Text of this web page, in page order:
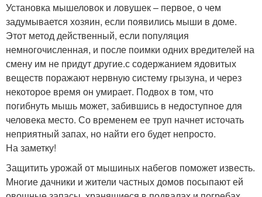
Установка мышеловок и ловушек – первое, о чем
задумывается хозяин, если появились мыши в доме.
Этот метод действенный, если популяция
немногочисленная, и после поимки одних вредителей на
смену им не придут другие.с содержанием ядовитых
веществ поражают нервную систему грызуна, и через
некоторое время он умирает. Подвох в том, что
погибнуть мышь может, забившись в недоступное для
человека место. Со временем ее труп начнет источать
неприятный запах, но найти его будет непросто.
На заметку!
Защитить урожай от мышиных набегов поможет известь.
Многие дачники и жители частных домов посыпают ей